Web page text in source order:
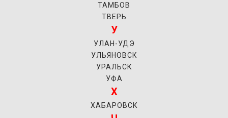
ТАМБОВ
ТВЕРЬ
У
УЛАН-УДЭ
УЛЬЯНОВСК
УРАЛЬСК
УФА
Х
ХАБАРОВСК